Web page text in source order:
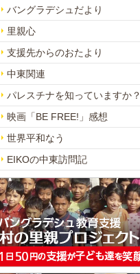
バングラデシュだより
里親心
支援先からのおたより
中東関連
パレスチナを知っていますか？
映画「BE FREE!」感想
世界平和なう
EIKOの中東訪問記